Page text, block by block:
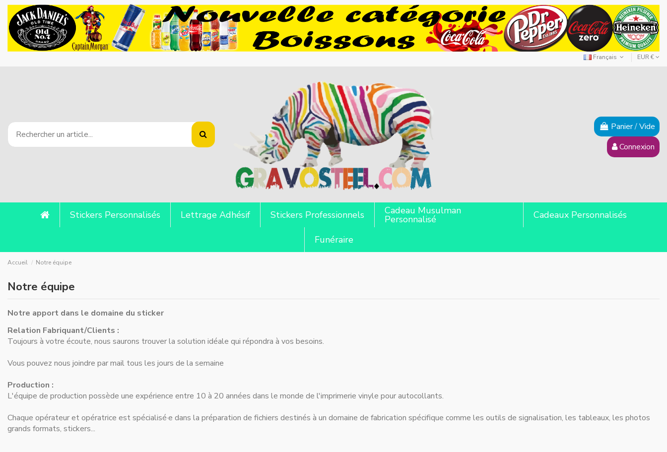
Français EUR €
Panier/Vide
Connexion
Stickers Personnalisés Lettrage Adhésif Stickers Professionnels Cadeau Musulman
Personnalisé Cadeaux Personnalisés
Funéraire
Accueil Notre équipe
Notre équipe
Notre apport dans le domaine du sticker
Relation Fabriquant/Clients :
Toujours à votre écoute, nous saurons trouver la solution idéale qui répondra à vos besoins.
Vous pouvez nous joindre par mail tous les jours de la semaine
Production :
L'équipe de production possède une expérience entre 10 à 20 années dans le monde de l'imprimerie vinyle pour autocollants.
Chaque opérateur et opératrice est spécialisé·e dans la préparation de fichiers destinés à un domaine de fabrication spécifique comme les outils de signalisation, les tableaux, les photos
grands formats, stickers...